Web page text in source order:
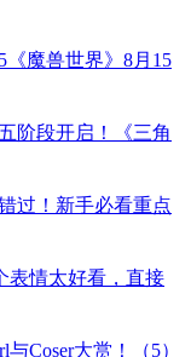
魔兽世界》8月15
阶段开启！《三角
过！新手必看重点
表情太好看，直接
Coser大赏！（5）